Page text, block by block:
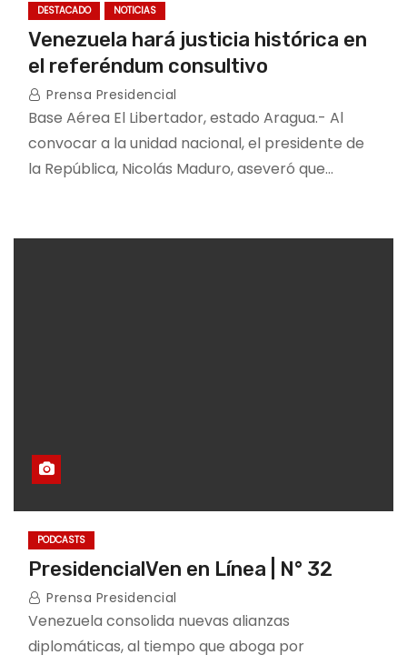
DESTACADO NOTICIAS
Venezuela hará justicia histórica en
el referéndum consultivo
Prensa Presidencial
Base Aérea El Libertador, estado Aragua.- Al
convocar a la unidad nacional, el presidente de
la República, Nicolás Maduro, aseveró que…
PODCASTS
PresidencialVen en Línea | N° 32
Prensa Presidencial
Venezuela consolida nuevas alianzas
diplomáticas, al tiempo que aboga por